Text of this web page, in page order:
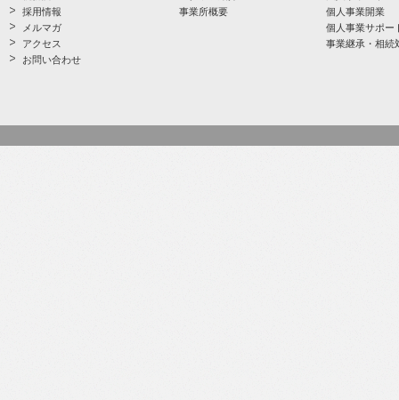
採用情報
メルマガ
アクセス
お問い合わせ
事業所概要
個人事業開業
個人事業サポー
事業継承・相続